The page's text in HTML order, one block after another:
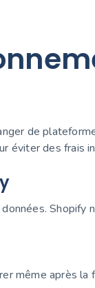
de
éviter des frais
même après la